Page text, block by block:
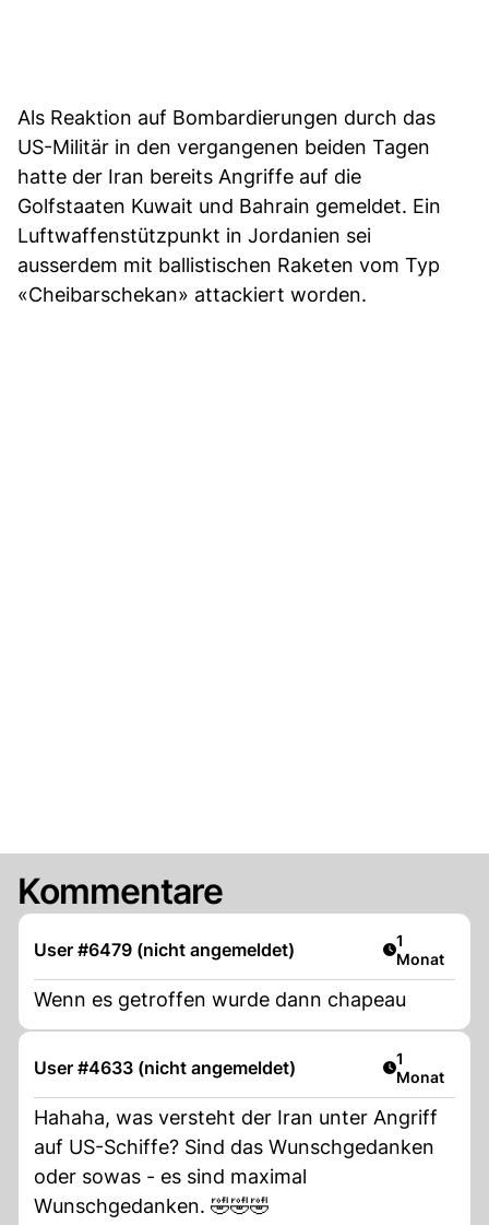
Als Reaktion auf Bombardierungen durch das
US-Militär in den vergangenen beiden Tagen
hatte der Iran bereits Angriffe auf die
Golfstaaten Kuwait und Bahrain gemeldet. Ein
Luftwaffenstützpunkt in Jordanien sei
ausserdem mit ballistischen Raketen vom Typ
«Cheibarschekan» attackiert worden.
Kommentare
User #6479 (nicht angemeldet) Artikel
1
Monat
Wenn es getroffen wurde dann chapeau
User #4633 (nicht angemeldet) Artikel
1
Monat
Hahaha, was versteht der Iran unter Angriff
auf US-Schiffe? Sind das Wunschgedanken
oder sowas - es sind maximal
Wunschgedanken. 🤣🤣🤣